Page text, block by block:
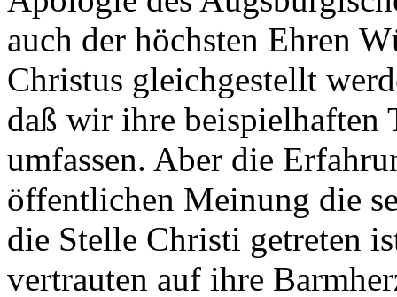
auch der höchsten Ehren
Christus gleichgestellt
daß wir ihre beispielhaften
umfassen. Aber die
öffentlichen Meinung die
die Stelle Christi getreten
vertrauten auf ihre